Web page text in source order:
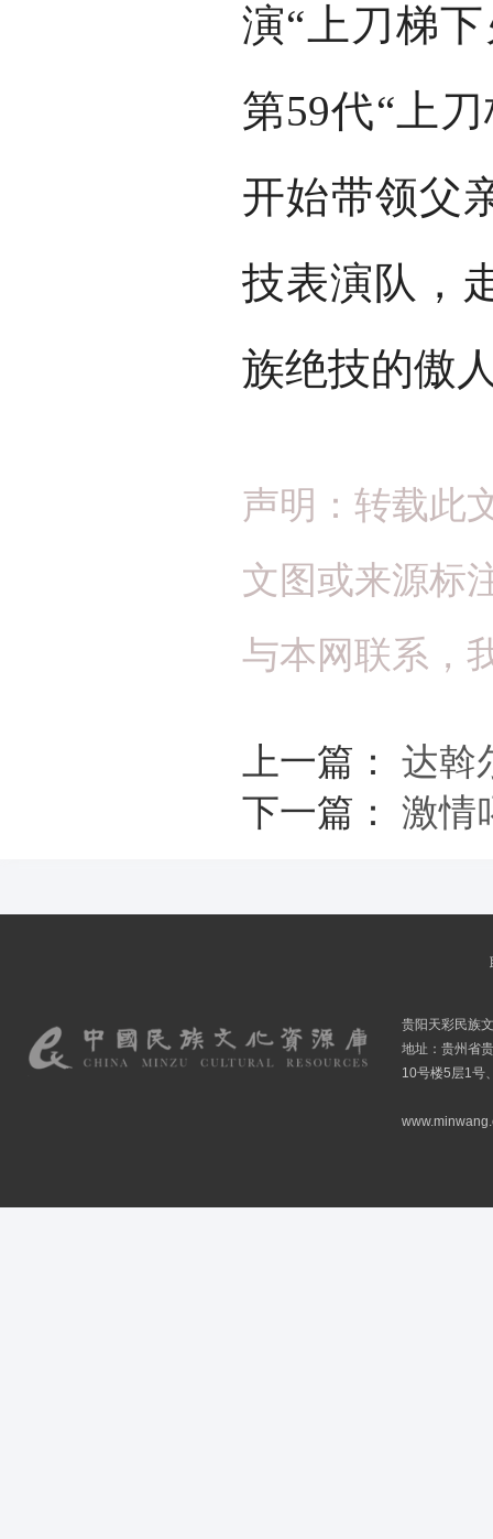
演“上刀梯
第59代“上
开始带领父
技表演队，
族绝技的傲
声明：转载此
文图或来源标
与本网联系，
上一篇： 达斡
下一篇： 激情
贵阳天彩民族
地址：贵州省
10号楼5层1号